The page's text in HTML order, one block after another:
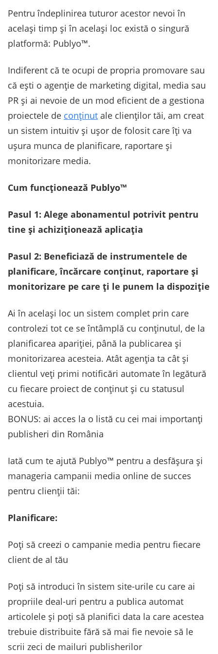
Pentru îndeplinirea tuturor acestor nevoi în
același timp și în același loc există o singură
platformă: Publyo™.
Indiferent că te ocupi de propria promovare sau
că ești o agenție de marketing digital, media sau
PR și ai nevoie de un mod eficient de a gestiona
proiectele de conținut ale clienților tăi, am creat
un sistem intuitiv și ușor de folosit care îți va
ușura munca de planificare, raportare și
monitorizare media.
Cum funcționează Publyo™
Pasul 1: Alege abonamentul potrivit pentru
tine și achiziționează aplicația
Pasul 2: Beneficiază de instrumentele de
planificare, încărcare conținut, raportare și
monitorizare pe care ți le punem la dispoziție
Ai în același loc un sistem complet prin care
controlezi tot ce se întâmplă cu conținutul, de la
planificarea apariției, până la publicarea și
monitorizarea acesteia. Atât agenția ta cât și
clientul veți primi notificări automate în legătură
cu fiecare proiect de conținut și cu statusul
acestuia.
BONUS: ai acces la o listă cu cei mai importanți
publisheri din România
Iată cum te ajută Publyo™ pentru a desfășura și
manageria campanii media online de succes
pentru clienții tăi:
Planificare:
Poți să creezi o campanie media pentru fiecare
client de al tău
Poți să introduci în sistem site-urile cu care ai
propriile deal-uri pentru a publica automat
articolele și poți să planifici data la care acestea
trebuie distribuite fără să mai fie nevoie să le
scrii zeci de mailuri publisherilor